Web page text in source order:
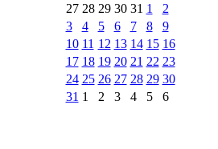
27 28 29 30 31 1
2
3
4 5 6 7 8
9
10 11 12 13 14 15 16
17 18 19 20 21 22 23
24 25 26 27 28 29 30
31 1 2 3 4 5 6